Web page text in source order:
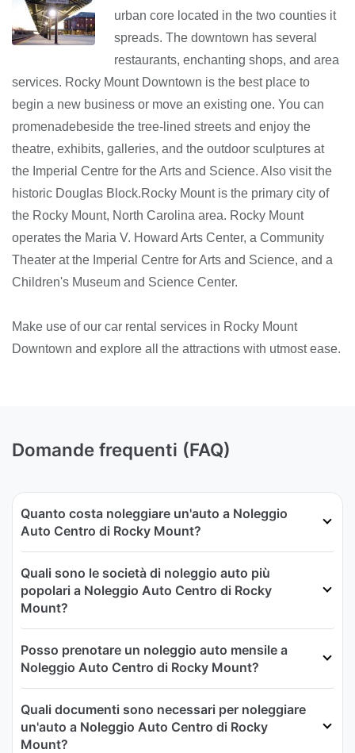
urban core located in the two counties it
spreads. The downtown has several
restaurants, enchanting shops, and area
services. Rocky Mount Downtown is the best place to
begin a new business or move an existing one. You can
promenadebeside the tree-lined streets and enjoy the
theatre, exhibits, galleries, and the outdoor sculptures at
the Imperial Centre for the Arts and Science. Also visit the
historic Douglas Block.Rocky Mount is the primary city of
the Rocky Mount, North Carolina area. Rocky Mount
operates the Maria V. Howard Arts Center, a Community
Theater at the Imperial Centre for Arts and Science, and a
Children's Museum and Science Center.
Make use of our car rental services in Rocky Mount
Downtown and explore all the attractions with utmost ease.
Domande frequenti (FAQ)
Quanto costa noleggiare un'auto a Noleggio
Auto Centro di Rocky Mount?
Quali sono le società di noleggio auto più
popolari a Noleggio Auto Centro di Rocky
Mount?
Posso prenotare un noleggio auto mensile a
Noleggio Auto Centro di Rocky Mount?
Quali documenti sono necessari per noleggiare
un'auto a Noleggio Auto Centro di Rocky
Mount?